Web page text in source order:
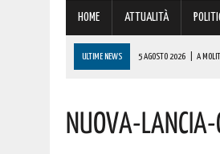
HOME ATTUALITÀ
ULTIME NEWS 5 AGOSTO 2026 A
5 AGOSTO 2026 ATTESO IL RITORNO DELLO
Nuova-Lancia-